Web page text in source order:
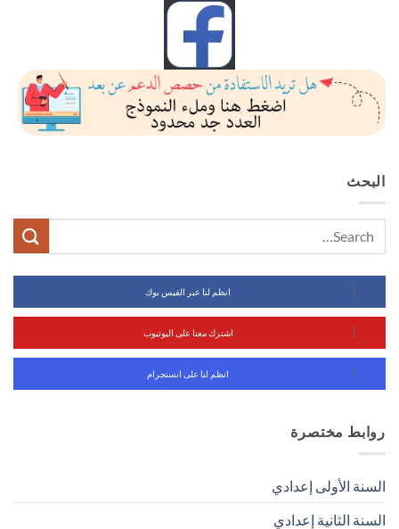
البحث
انظم لنا عبر الفيس بوك
اشترك معنا على اليوتيوب
انظم لنا على انستجرام
روابط مختصرة
السنة الأولى إعدادي
السنة الثانية إعدادي